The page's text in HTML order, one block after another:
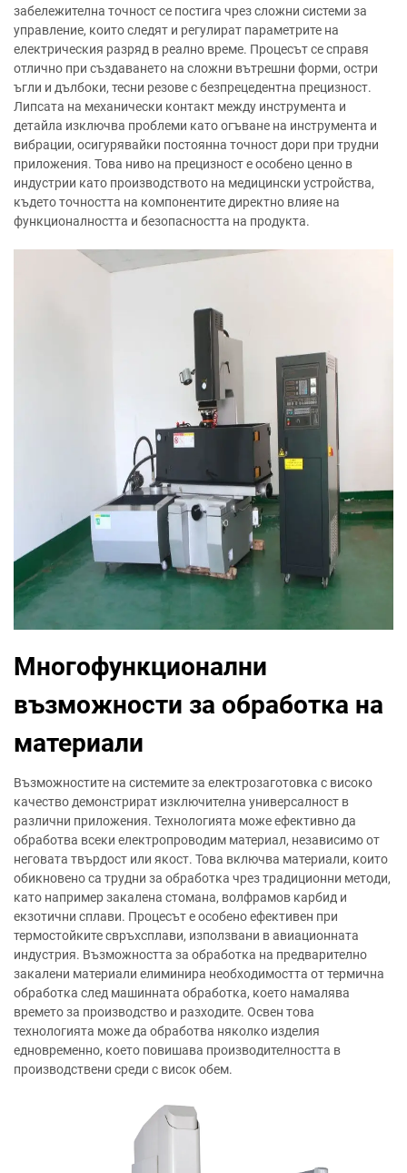
забележителна точност се постига чрез сложни системи за
управление, които следят и регулират параметрите на
електрическия разряд в реално време. Процесът се справя
отлично при създаването на сложни вътрешни форми, остри
ъгли и дълбоки, тесни резове с безпрецедентна прецизност.
Липсата на механически контакт между инструмента и
детайла изключва проблеми като огъване на инструмента и
вибрации, осигурявайки постоянна точност дори при трудни
приложения. Това ниво на прецизност е особено ценно в
индустрии като производството на медицински устройства,
където точността на компонентите директно влияе на
функционалността и безопасността на продукта.
Многофункционални
възможности за обработка на
материали
Възможностите на системите за електрозаготовка с високо
качество демонстрират изключителна универсалност в
различни приложения. Технологията може ефективно да
обработва всеки електропроводим материал, независимо от
неговата твърдост или якост. Това включва материали, които
обикновено са трудни за обработка чрез традиционни методи,
като например закалена стомана, волфрамов карбид и
екзотични сплави. Процесът е особено ефективен при
термостойките свръхсплави, използвани в авиационната
индустрия. Възможността за обработка на предварително
закалени материали елиминира необходимостта от термична
обработка след машинната обработка, което намалява
времето за производство и разходите. Освен това
технологията може да обработва няколко изделия
едновременно, което повишава производителността в
производствени среди с висок обем.